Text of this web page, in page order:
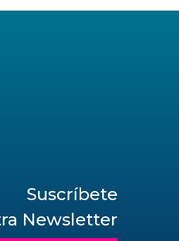
Suscríbete
Newsletter